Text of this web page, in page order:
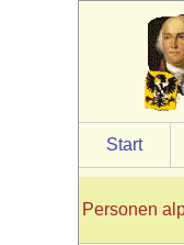
Start
Personen
Veronika
* 1523; +
Veronika
* 1375; +
Veronika
* unbekannt;
Veronika
Brandis)
*